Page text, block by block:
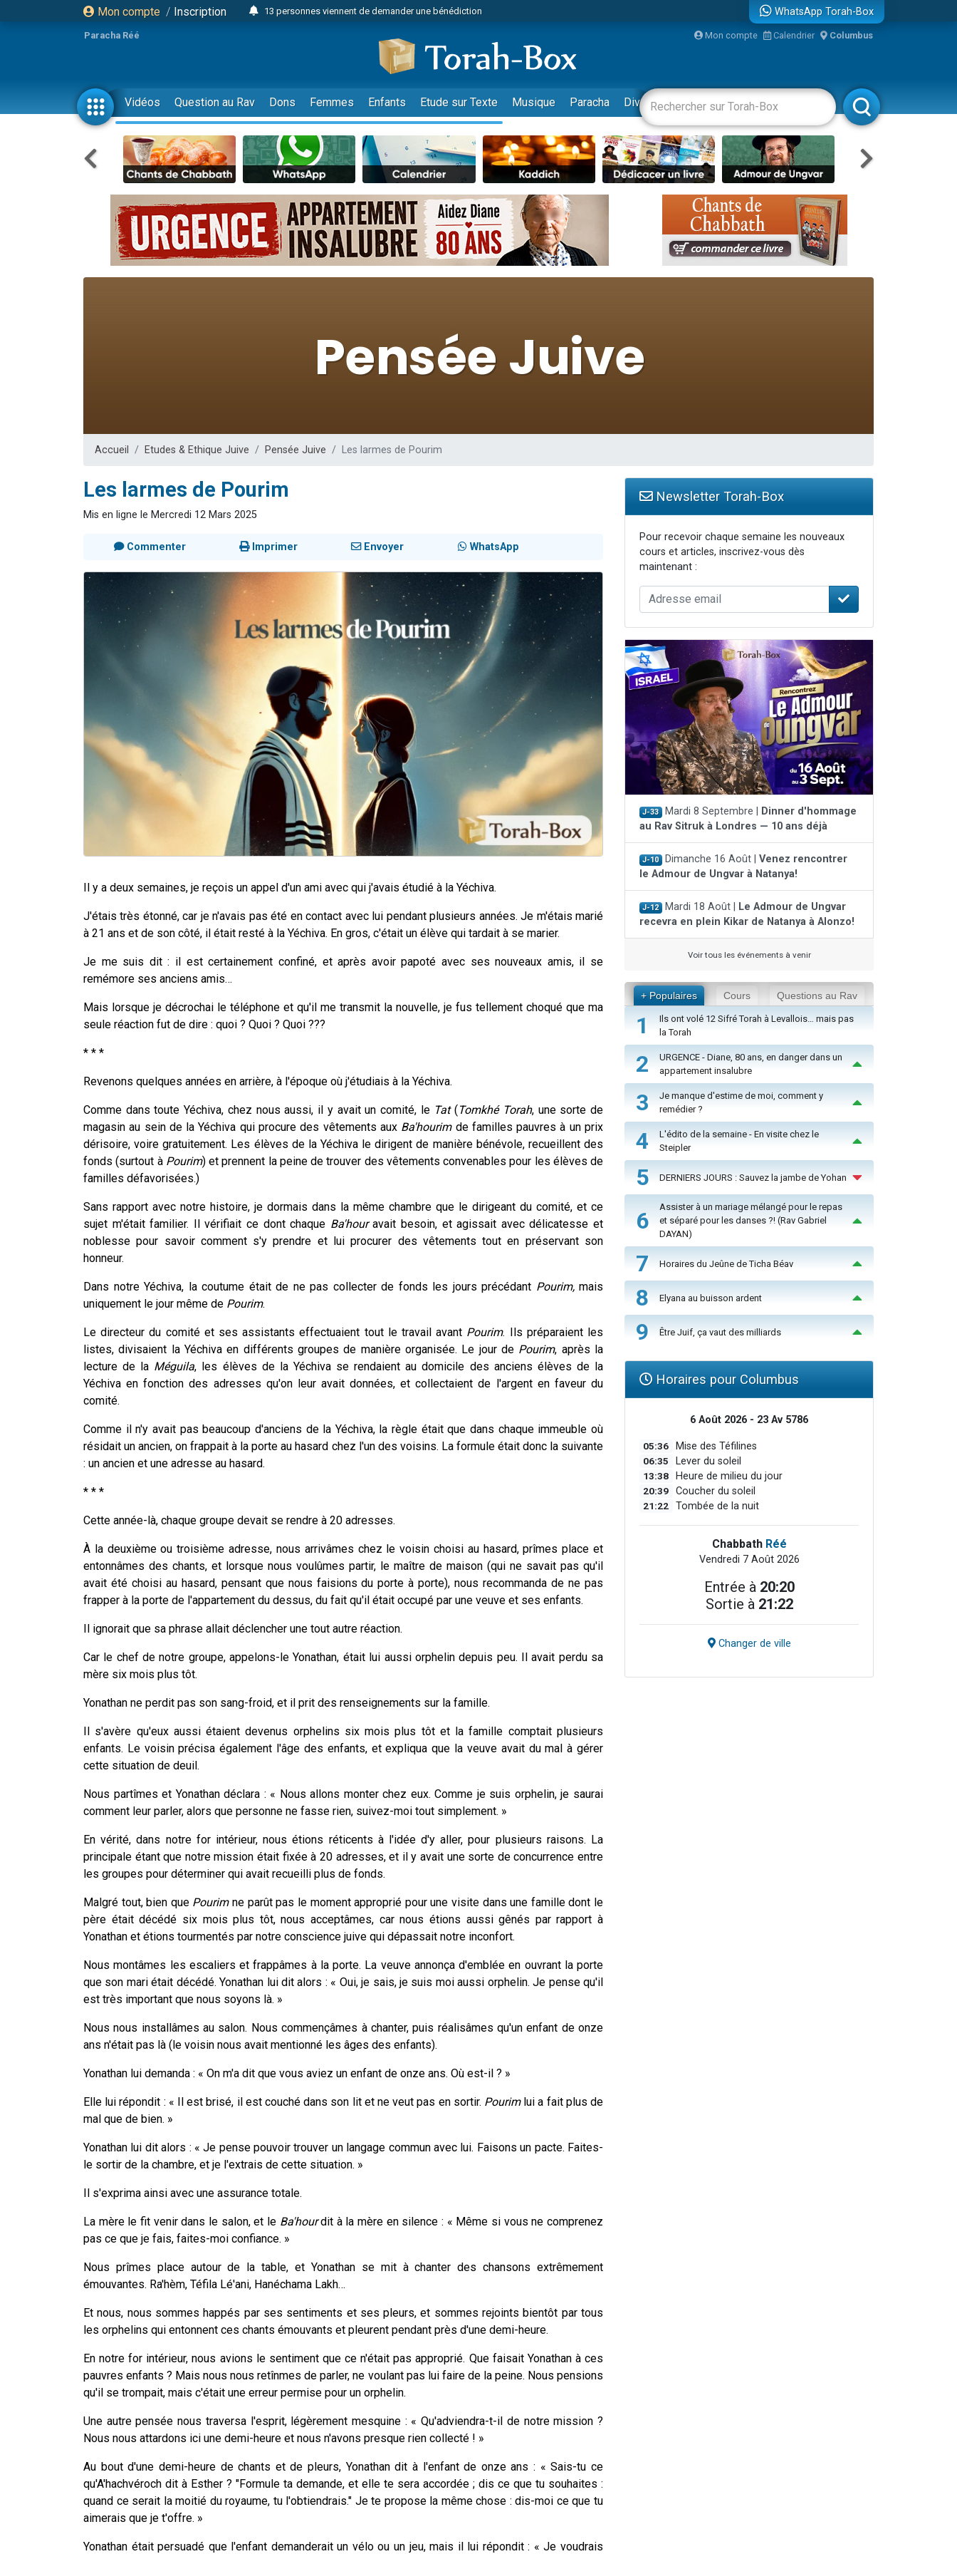
Mon compte / Inscription
13 personnes viennent de demander une bénédiction
12 nouvelles musiques dans Torah-Box Music
30 personnes viennent de faire un don pour Sauvez la jambe de Yohan
3 personnes viennent de nous rejoindre sur WhatsApp
2 personnes viennent de nous rejoindre sur WhatsApp
3 personnes viennent de nous rejoindre sur WhatsApp
2 nouvelles musiques dans Torah-Box Music
8 personnes viennent de faire un don pour Tsédaka : pauvres d'Israel
4 personnes viennent de faire un don pour Diane, 80 ans, dans un appartement insalubre
Nouvelle émission radio : Visions de grandeur n°104 : Le Chabbath et le Birkat Hamazone à travers le temps
61 personnes viennent de demander une bénédiction
Il reste 49 places pour étudier en groupe sur Zoom
6 personnes viennent de faire un don pour 5 enfants déjà orphelins risquent de perdre leur maman
2 personnes viennent de faire un don pour Reloger Rivka, 6 enfants, victime de violences...
10 personnes viennent de demander une bénédiction
WhatsApp Torah-Box
Paracha Réé Mon compte Calendrier Columbus
Vidéos Question au Rav Dons Femmes Enfants Etude sur Texte Musique Paracha Divertissements Livres Rabbanim
Accueil Etudes & Ethique Juive Pensée Juive Les larmes de Pourim
Les larmes de Pourim
Mis en ligne le Mercredi 12 Mars 2025
Commenter Imprimer Envoyer WhatsApp
Il y a deux semaines, je reçois un appel d'un ami avec qui j'avais étudié à la Yéchiva.
J'étais très étonné, car je n'avais pas été en contact avec lui pendant plusieurs années. Je m'étais marié
à 21 ans et de son côté, il était resté à la Yéchiva. En gros, c'était un élève qui tardait à se marier.
Je me suis dit : il est certainement confiné, et après avoir papoté avec ses nouveaux amis, il se
remémore ses anciens amis…
Mais lorsque je décrochai le téléphone et qu'il me transmit la nouvelle, je fus tellement choqué que ma
seule réaction fut de dire : quoi ? Quoi ? Quoi ???
* * *
Revenons quelques années en arrière, à l'époque où j'étudiais à la Yéchiva.
Comme dans toute Yéchiva, chez nous aussi, il y avait un comité, le Tat( Tomkhé Torah, une sorte de
magasin au sein de la Yéchiva qui procure des vêtements aux Ba'hourimde familles pauvres à un prix
dérisoire, voire gratuitement. Les élèves de la Yéchiva le dirigent de manière bénévole, recueillent des
fonds (surtout à Pourim) et prennent la peine de trouver des vêtements convenables pour les élèves de
familles défavorisées.)
Sans rapport avec notre histoire, je dormais dans la même chambre que le dirigeant du comité, et ce
sujet m'était familier. Il vérifiait ce dont chaque Ba'houravait besoin, et agissait avec délicatesse et
noblesse pour savoir comment s'y prendre et lui procurer des vêtements tout en préservant son
honneur.
Dans notre Yéchiva, la coutume était de ne pas collecter de fonds les jours précédant Pourim,mais
uniquement le jour même de Pourim.
Le directeur du comité et ses assistants effectuaient tout le travail avant Pourim. Ils préparaient les
listes, divisaient la Yéchiva en différents groupes de manière organisée. Le jour de Pourim, après la
lecture de la Méguila, les élèves de la Yéchiva se rendaient au domicile des anciens élèves de la
Yéchiva en fonction des adresses qu'on leur avait données, et collectaient de l'argent en faveur du
comité.
Comme il n'y avait pas beaucoup d'anciens de la Yéchiva, la règle était que dans chaque immeuble où
résidait un ancien, on frappait à la porte au hasard chez l'un des voisins. La formule était donc la suivante
: un ancien et une adresse au hasard.
* * *
Cette année-là, chaque groupe devait se rendre à 20 adresses.
À la deuxième ou troisième adresse, nous arrivâmes chez le voisin choisi au hasard, prîmes place et
entonnâmes des chants, et lorsque nous voulûmes partir, le maître de maison (qui ne savait pas qu'il
avait été choisi au hasard, pensant que nous faisions du porte à porte), nous recommanda de ne pas
frapper à la porte de l'appartement du dessus, du fait qu'il était occupé par une veuve et ses enfants.
Il ignorait que sa phrase allait déclencher une tout autre réaction.
Car le chef de notre groupe, appelons-le Yonathan, était lui aussi orphelin depuis peu. Il avait perdu sa
mère six mois plus tôt.
Yonathan ne perdit pas son sang-froid, et il prit des renseignements sur la famille.
Il s'avère qu'eux aussi étaient devenus orphelins six mois plus tôt et la famille comptait plusieurs
enfants. Le voisin précisa également l'âge des enfants, et expliqua que la veuve avait du mal à gérer
cette situation de deuil.
Nous partîmes et Yonathan déclara : « Nous allons monter chez eux. Comme je suis orphelin, je saurai
comment leur parler, alors que personne ne fasse rien, suivez-moi tout simplement. »
En vérité, dans notre for intérieur, nous étions réticents à l'idée d'y aller, pour plusieurs raisons. La
principale étant que notre mission était fixée à 20 adresses, et il y avait une sorte de concurrence entre
les groupes pour déterminer qui avait recueilli plus de fonds.
Malgré tout, bien que Pourimne parût pas le moment approprié pour une visite dans une famille dont le
père était décédé six mois plus tôt, nous acceptâmes, car nous étions aussi gênés par rapport à
Yonathan et étions tourmentés par notre conscience juive qui dépassait notre inconfort.
Nous montâmes les escaliers et frappâmes à la porte. La veuve annonça d'emblée en ouvrant la porte
que son mari était décédé. Yonathan lui dit alors : « Oui, je sais, je suis moi aussi orphelin. Je pense qu'il
est très important que nous soyons là. »
Nous nous installâmes au salon. Nous commençâmes à chanter, puis réalisâmes qu'un enfant de onze
ans n'était pas là (le voisin nous avait mentionné les âges des enfants).
Yonathan lui demanda : « On m'a dit que vous aviez un enfant de onze ans. Où est-il ? »
Elle lui répondit : « Il est brisé, il est couché dans son lit et ne veut pas en sortir. Pourimlui a fait plus de
mal que de bien. »
Yonathan lui dit alors : « Je pense pouvoir trouver un langage commun avec lui. Faisons un pacte. Faites-
le sortir de la chambre, et je l'extrais de cette situation. »
Il s'exprima ainsi avec une assurance totale.
La mère le fit venir dans le salon, et le Ba'hourdit à la mère en silence : « Même si vous ne comprenez
pas ce que je fais, faites-moi confiance. »
Nous prîmes place autour de la table, et Yonathan se mit à chanter des chansons extrêmement
émouvantes. Ra'hèm, Téfila Lé'ani, Hanéchama Lakh…
Et nous, nous sommes happés par ses sentiments et ses pleurs, et sommes rejoints bientôt par tous
les orphelins qui entonnent ces chants émouvants et pleurent pendant près d'une demi-heure.
En notre for intérieur, nous avions le sentiment que ce n'était pas approprié. Que faisait Yonathan à ces
pauvres enfants ? Mais nous nous retînmes de parler, ne voulant pas lui faire de la peine. Nous pensions
qu'il se trompait, mais c'était une erreur permise pour un orphelin.
Une autre pensée nous traversa l'esprit, légèrement mesquine : « Qu'adviendra-t-il de notre mission ?
Nous nous attardons ici une demi-heure et nous n'avons presque rien collecté ! »
Au bout d'une demi-heure de chants et de pleurs, Yonathan dit à l'enfant de onze ans : « Sais-tu ce
qu'A'hachvéroch dit à Esther ? "Formule ta demande, et elle te sera accordée ; dis ce que tu souhaites :
quand ce serait la moitié du royaume, tu l'obtiendrais." Je te propose la même chose : dis-moi ce que tu
aimerais que je t'offre. »
Yonathan était persuadé que l'enfant demanderait un vélo ou un jeu, mais il lui répondit : « Je voudrais
Newsletter Torah-Box
Pour recevoir chaque semaine les nouveaux
cours et articles, inscrivez-vous dès
maintenant :
J-33 Mardi 8 Septembre |
Dinner d'hommage
au Rav Sitruk à Londres — 10 ans déjà
J-10 Dimanche 16 Août | Venez rencontrer
le Admour de Ungvar à Natanya!
J-12 Mardi 18 Août |
Le Admour de Ungvar
recevra en plein Kikar de Natanya à Alonzo!
Voir tous les événements à venir
+ Populaires Cours Questions au Rav
1
Ils ont volé 12 Sifré Torah à Levallois… mais pas
la Torah
2
URGENCE - Diane, 80 ans, en danger dans un
appartement insalubre
3
Je manque d'estime de moi, comment y
remédier ?
4
L'édito de la semaine - En visite chez le
Steipler
5 DERNIERS JOURS : Sauvez la jambe de Yohan
6
Assister à un mariage mélangé pour le repas
et séparé pour les danses ?! (Rav Gabriel
DAYAN)
7 Horaires du Jeûne de Ticha Béav
8 Elyana au buisson ardent
9 Être Juif, ça vaut des milliards
Horaires pour Columbus
6 Août 2026 - 23 Av 5786
05:36 Mise des Téfilines
06:35 Lever du soleil
13:38 Heure de milieu du jour
20:39 Coucher du soleil
21:22 Tombée de la nuit
Chabbath Réé
Vendredi 7 Août 2026
Entrée à 20:20
Sortie à 21:22
Changer de ville